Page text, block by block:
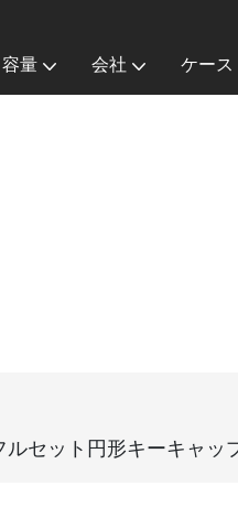
容量 会社 ケース
セット円形キーキャッ